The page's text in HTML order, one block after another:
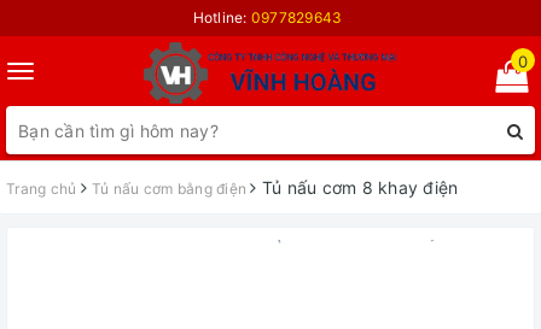
Hotline: 0977829643
Toggle
navigation
0
Trang chủ Tủ nấu cơm bằng điện Tủ nấu cơm 8 khay điện